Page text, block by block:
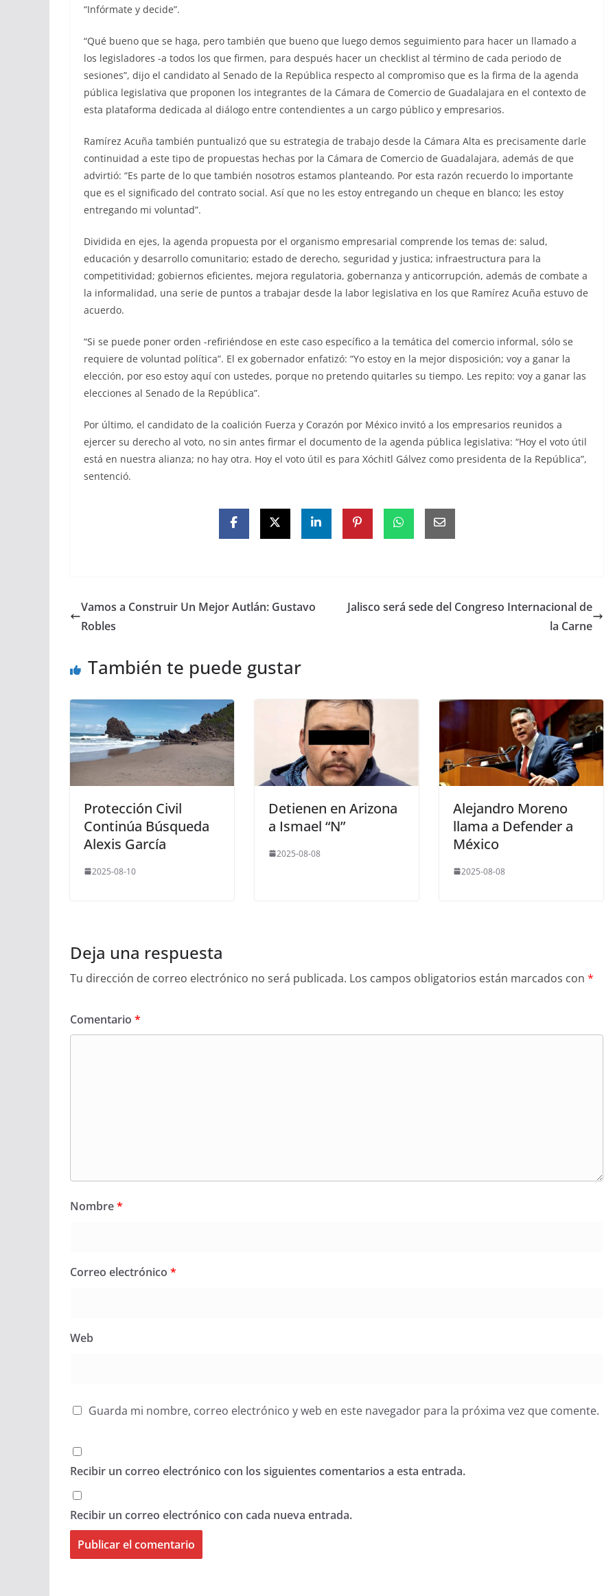
“Infórmate y decide”.
“Qué bueno que se haga, pero también que bueno que luego demos seguimiento para hacer un llamado a
los legisladores -a todos los que firmen, para después hacer un checklist al término de cada periodo de
sesiones”, dijo el candidato al Senado de la República respecto al compromiso que es la firma de la agenda
pública legislativa que proponen los integrantes de la Cámara de Comercio de Guadalajara en el contexto de
esta plataforma dedicada al diálogo entre contendientes a un cargo público y empresarios.
Ramírez Acuña también puntualizó que su estrategia de trabajo desde la Cámara Alta es precisamente darle
continuidad a este tipo de propuestas hechas por la Cámara de Comercio de Guadalajara, además de que
advirtió: “Es parte de lo que también nosotros estamos planteando. Por esta razón recuerdo lo importante
que es el significado del contrato social. Así que no les estoy entregando un cheque en blanco; les estoy
entregando mi voluntad”.
Dividida en ejes, la agenda propuesta por el organismo empresarial comprende los temas de: salud,
educación y desarrollo comunitario; estado de derecho, seguridad y justica; infraestructura para la
competitividad; gobiernos eficientes, mejora regulatoria, gobernanza y anticorrupción, además de combate a
la informalidad, una serie de puntos a trabajar desde la labor legislativa en los que Ramírez Acuña estuvo de
acuerdo.
“Si se puede poner orden -refiriéndose en este caso específico a la temática del comercio informal, sólo se
requiere de voluntad política”. El ex gobernador enfatizó: “Yo estoy en la mejor disposición; voy a ganar la
elección, por eso estoy aquí con ustedes, porque no pretendo quitarles su tiempo. Les repito: voy a ganar las
elecciones al Senado de la República”.
Por último, el candidato de la coalición Fuerza y Corazón por México invitó a los empresarios reunidos a
ejercer su derecho al voto, no sin antes firmar el documento de la agenda pública legislativa: “Hoy el voto útil
está en nuestra alianza; no hay otra. Hoy el voto útil es para Xóchitl Gálvez como presidenta de la República”,
sentenció.
Vamos a Construir Un Mejor Autlán: Gustavo
Robles
Jalisco será sede del Congreso Internacional de
la Carne
También te puede gustar
Protección Civil
Continúa Búsqueda
Alexis García
2025-08-10
Detienen en Arizona
a Ismael “N”
2025-08-08
Alejandro Moreno
llama a Defender a
México
2025-08-08
Deja una respuesta
Tu dirección de correo electrónico no será publicada. Los campos obligatorios están marcados con *
Comentario *
Nombre*
Correo electrónico *
Web
Guarda mi nombre, correo electrónico y web en este navegador para la próxima vez que comente.
Recibir un correo electrónico con los siguientes comentarios a esta entrada.
Recibir un correo electrónico con cada nueva entrada.